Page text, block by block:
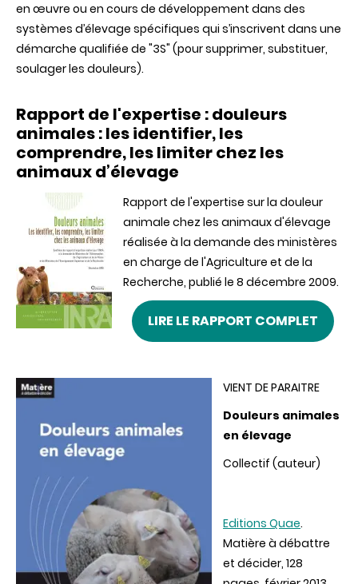
en œuvre ou en cours de développement dans des
systèmes d’élevage spécifiques qui s’inscrivent dans une
démarche qualifiée de "3S" (pour supprimer, substituer,
soulager les douleurs).
Rapport de l'expertise : douleurs
animales : les identifier, les
comprendre, les limiter chez les
animaux d’élevage
Rapport de l'expertise sur la douleur
animale chez les animaux d'élevage
réalisée à la demande des ministères
en charge de l'Agriculture et de la
Recherche, publié le 8 décembre 2009.
LIRE LE RAPPORT COMPLET
VIENT DE PARAITRE
Douleurs animales
en élevage
Collectif (auteur)
Editions Quae.
Matière à débattre
et décider, 128